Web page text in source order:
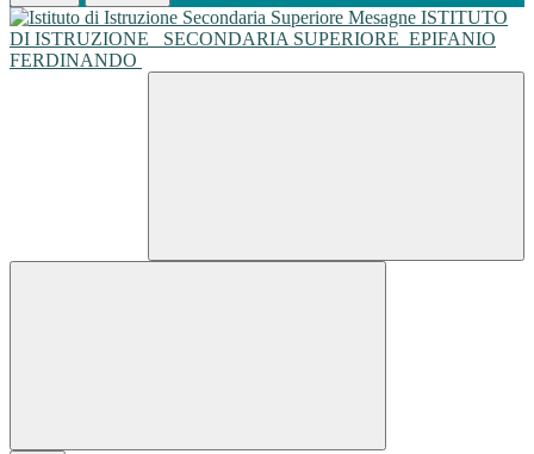
ISTITUTO
DI ISTRUZIONE
SECONDARIA SUPERIORE EPIFANIO
FERDINANDO